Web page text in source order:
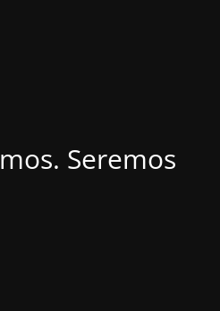
Seremos